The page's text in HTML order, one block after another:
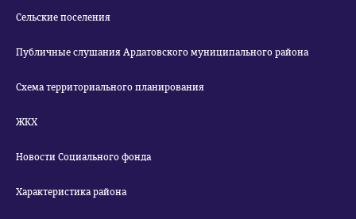
Сельские поселения
Публичные слушания Ардатовского муниципального района
Схема территориального планирования
ЖКХ
Новости Социального фонда
Характеристика района